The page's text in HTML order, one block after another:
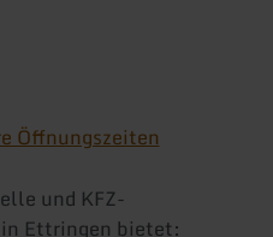
Öffnungszeiten
und KFZ-
Ettringen bietet: